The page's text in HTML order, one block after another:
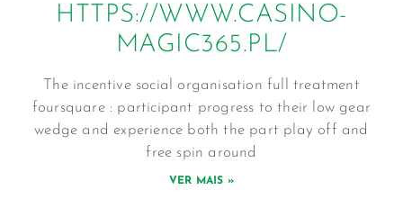
HTTPS://WWW.CASINO-
MAGIC365.PL/
The incentive social organisation full treatment
foursquare : participant progress to their low gear
wedge and experience both the part play off and
free spin around
VER MAIS »